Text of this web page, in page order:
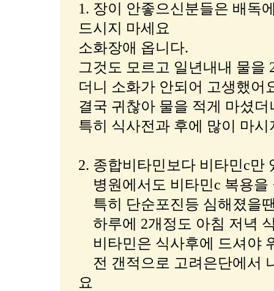
1. 장이 안좋으신분들은 배독
드시지 마세요
소화장애 옵니다.
그것도 모르고 일년내내 물을
더니 소화가 안되어 고생했어
결국 귀찮아 물을 적게 마셨
특히 식사전과 후에 많이 마시
2. 종합비타민보다 비타민c만
병원에서도 비타민c 복용을
특히 단순포진등 심해졌을
하루에 2개정도 아침 저녁
비타민은 식사후에 드셔야
전 갠적으로 고려은단에서
요